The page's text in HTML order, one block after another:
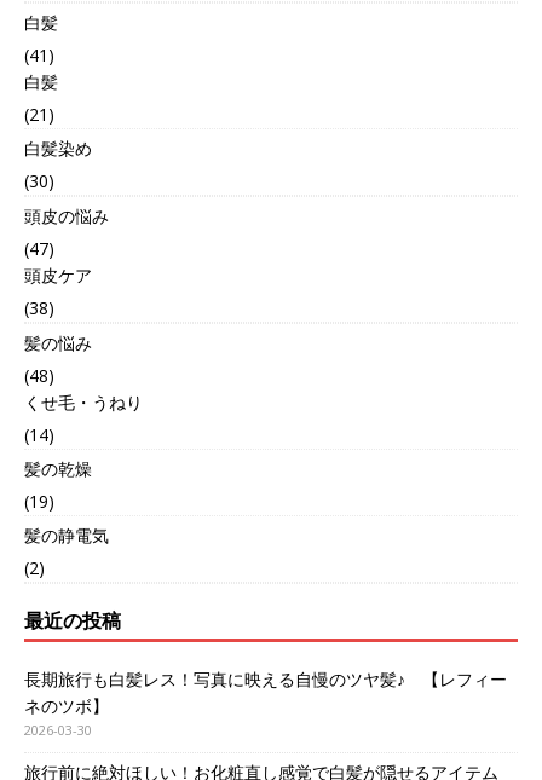
白髪
(41)
白髪
(21)
白髪染め
(30)
頭皮の悩み
(47)
頭皮ケア
(38)
髪の悩み
(48)
くせ毛・うねり
(14)
髪の乾燥
(19)
髪の静電気
(2)
最近の投稿
長期旅行も白髪レス！写真に映える自慢のツヤ髪♪ 【レフィー
ネのツボ】
2026-03-30
旅行前に絶対ほしい！お化粧直し感覚で白髪が隠せるアイテム